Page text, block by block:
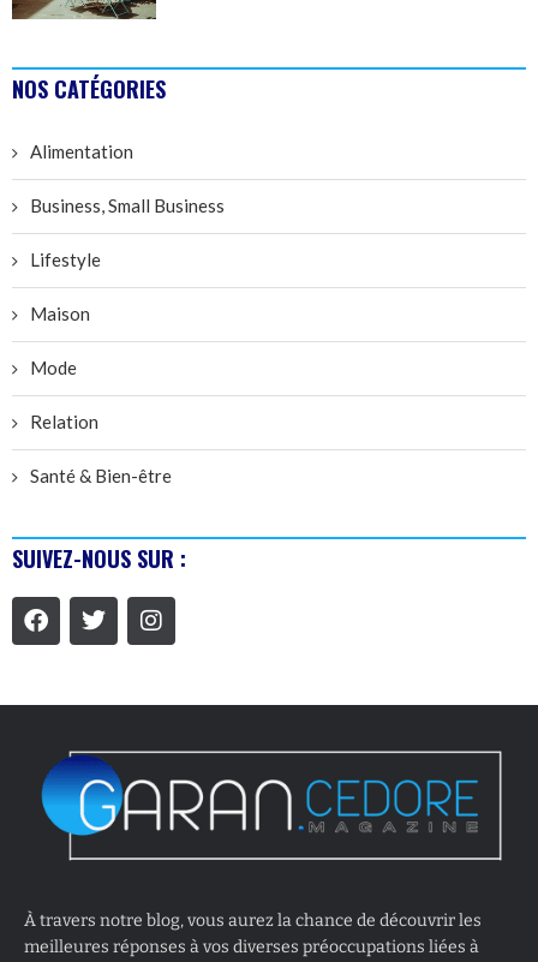
NOS CATÉGORIES
Alimentation
Business, Small Business
Lifestyle
Maison
Mode
Relation
Santé & Bien-être
SUIVEZ-NOUS SUR :
À travers notre blog, vous aurez la chance de découvrir les
meilleures réponses à vos diverses préoccupations liées à